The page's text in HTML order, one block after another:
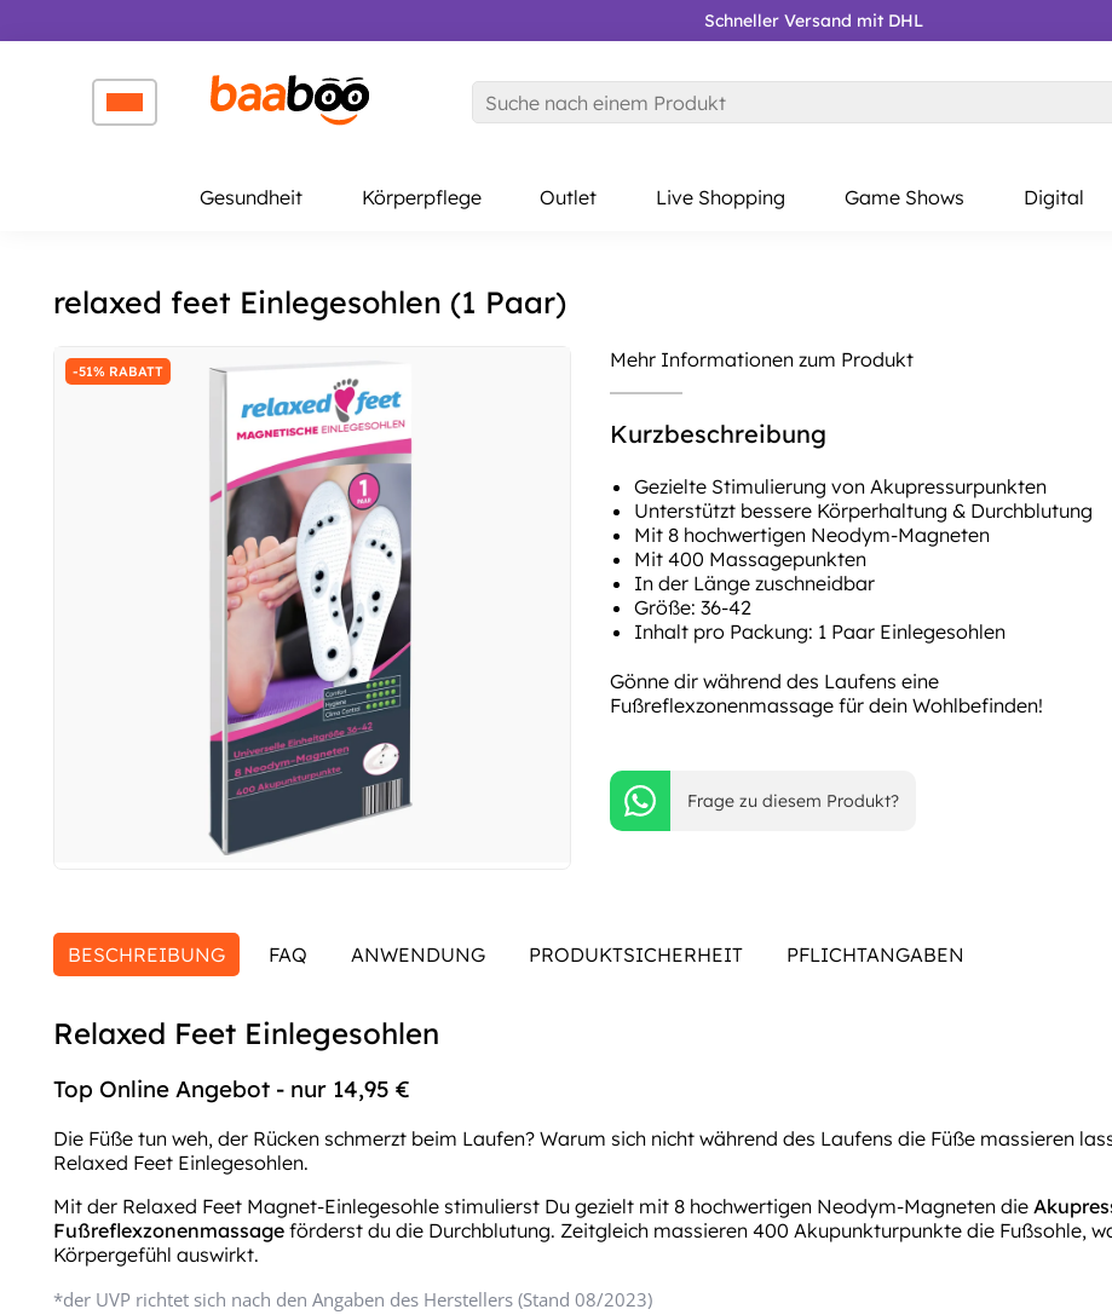
Schneller Versand mit DHL
Gratis Lieferung AB 39 €*
Gesundheit Körperpflege Outlet Live Shopping Game Shows Digital
relaxed feet Einlegesohlen (1 Paar)
-51% RABATT Mehr Informationen zum Produkt
Kurzbeschreibung
Gezielte Stimulierung von Akupressurpunkten
Unterstützt bessere Körperhaltung & Durchblutung
Mit 8 hochwertigen Neodym-Magneten
Mit 400 Massagepunkten
In der Länge zuschneidbar
Größe: 36-42
Inhalt pro Packung: 1 Paar Einlegesohlen
Gönne dir während des Laufens eine
Fußreflexzonenmassage für dein Wohlbefinden!
Frage zu diesem Produkt?
BESCHREIBUNG FAQ ANWENDUNG PRODUKTSICHERHEIT PFLICHTANGABEN
Relaxed Feet Einlegesohlen
Top Online Angebot - nur 14,95 €
Die Füße tun weh, der Rücken schmerzt beim Laufen? Warum sich nicht während des Laufens die Füße massieren
Relaxed Feet Einlegesohlen.
Mit der Relaxed Feet Magnet-Einlegesohle stimulierst Du gezielt mit 8 hochwertigen Neodym-Magneten die
Fußreflexzonenmassage förderst du die Durchblutung. Zeitgleich massieren 400 Akupunkturpunkte die Fußsohle,
Körpergefühl auswirkt.
*der UVP richtet sich nach den Angaben des Herstellers (Stand 08/2023)